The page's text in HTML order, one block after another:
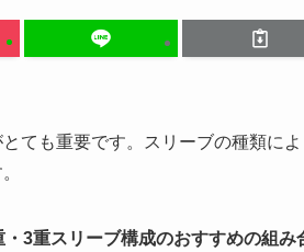
ても重要です。スリーブの種類に
・3重スリーブ構成のおすすめの組み